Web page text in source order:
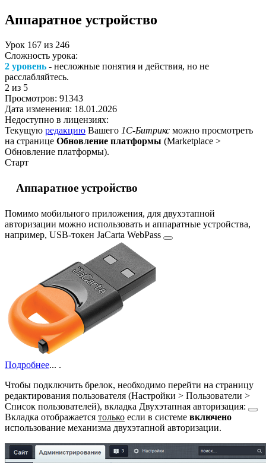
Аппаратное устройство
Урок 167 из 246
Сложность урока:
2 уровень - несложные понятия и действия, но не
расслабляйтесь.
2 из 5
Просмотров: 91343
Дата изменения: 18.01.2026
Недоступно в лицензиях:
Текущую редакцию Вашего 1С-Битрикс можно просмотреть
на странице Обновление платформы (Marketplace >
Обновление платформы).
Старт
Аппаратное устройство
Помимо мобильного приложения, для двухэтапной
авторизации можно использовать и аппаратные устройства,
например, USB-токен JaCarta WebPass
Подробнее... .
Чтобы подключить брелок, необходимо перейти на страницу
редактирования пользователя (Настройки > Пользователи >
Список пользователей), вкладка Двухэтапная авторизация:
Вкладка отображается только если в системе включено
использование механизма двухэтапной авторизации.